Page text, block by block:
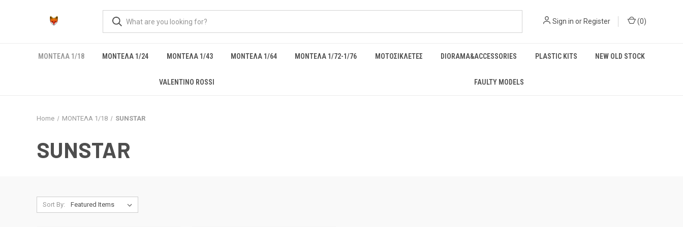
Sign in or Register (0)
ΜΟΝΤΕΛΑ 1/18 ΜΟΝΤΕΛΑ 1/24 ΜΟΝΤΕΛΑ 1/43 ΜΟΝΤΕΛΑ 1/64 ΜΟΝΤΕΛΑ 1/72-1/76 ΜΟΤΟΣΙΚΛΕΤΕΣ DIORAMA&ACCESSORIES PLASTIC KITS NEW OLD STOCK
VALENTINO ROSSI FAULTY MODELS
Home ΜΟΝΤΕΛΑ 1/18 SUNSTAR
SUNSTAR
Sort By: